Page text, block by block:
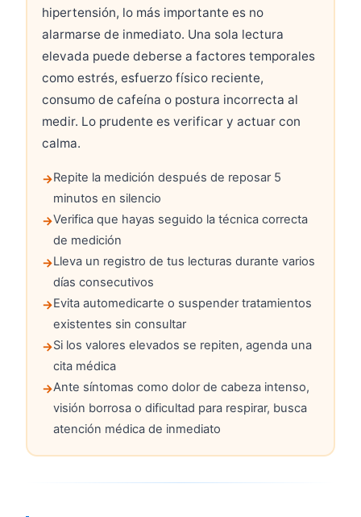
hipertensión, lo más importante es no
alarmarse de inmediato. Una sola lectura
elevada puede deberse a factores temporales
como estrés, esfuerzo físico reciente,
consumo de cafeína o postura incorrecta al
medir. Lo prudente es verificar y actuar con
calma.
Repite la medición después de reposar 5
minutos en silencio
Verifica que hayas seguido la técnica correcta
de medición
Lleva un registro de tus lecturas durante varios
días consecutivos
Evita automedicarte o suspender tratamientos
existentes sin consultar
Si los valores elevados se repiten, agenda una
cita médica
Ante síntomas como dolor de cabeza intenso,
visión borrosa o dificultad para respirar, busca
atención médica de inmediato